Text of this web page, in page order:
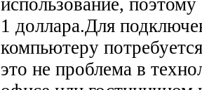
1 доллара.Для
компьютеру
это не проблема в